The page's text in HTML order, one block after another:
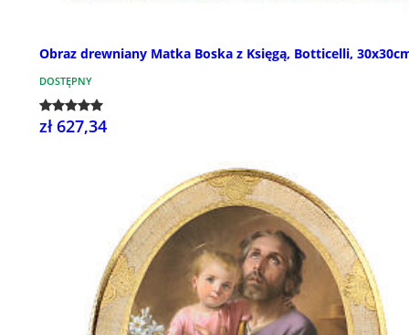
Obraz drewniany Matka Boska z Księgą, Botticelli,
DOSTĘPNY
zł 627,34